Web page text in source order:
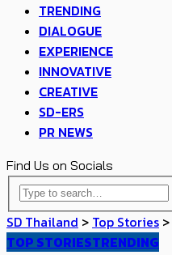
TRENDING
DIALOGUE
EXPERIENCE
INNOVATIVE
CREATIVE
SD-ERS
PR NEWS
Find Us on Socials
SD Thailand > Top Stories >
TOP STORIESTRENDING